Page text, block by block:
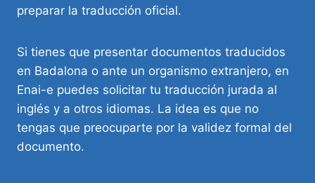
preparar la traducción oficial.
Si tienes que presentar documentos traducidos
en Badalona o ante un organismo extranjero, en
Enai-e puedes solicitar tu traducción jurada al
inglés y a otros idiomas. La idea es que no
tengas que preocuparte por la validez formal del
documento.